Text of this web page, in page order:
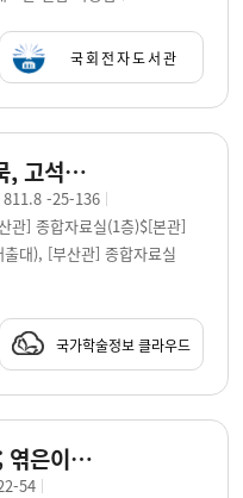
국회전자도서관
계절의 효능 / 지은이: 계용묵, 고석규, 김남천, 김람인, 김영랑, 김현구, 박아지, 박인환, 방정환, 심훈 [외]
811.8 -25-136
관] 종합자료실(1층)$[본관]
대), [부산관] 종합자료실
국가학술정보 클라우드
장편소설 / 지은이: 심훈 외 ; 엮은이: 이광일, 배홍
54